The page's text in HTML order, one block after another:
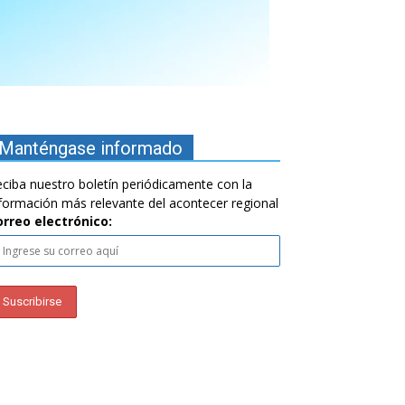
Manténgase informado
nuestro boletín periódicamente con la
más relevante del acontecer regional
electrónico: